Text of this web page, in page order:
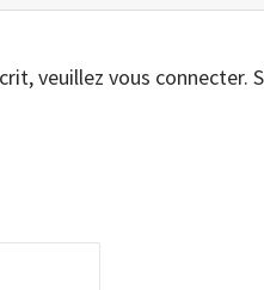
veuillez vous connecter.